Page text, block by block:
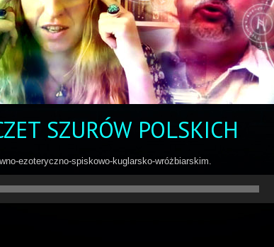
SZURÓW POLSKICH
ezoteryczno-spiskowo-kuglarsko-wróżbiarskim.